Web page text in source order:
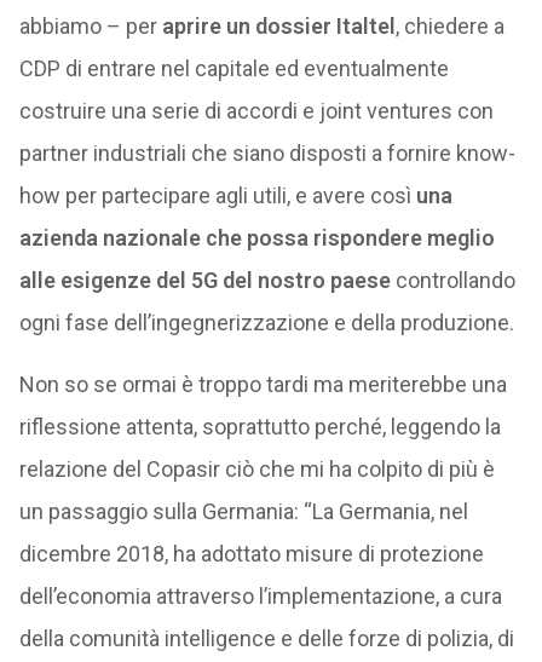
abbiamo – per aprire un dossier Italtel , chiedere a
CDP di entrare nel capitale ed eventualmente
costruire una serie di accordi e joint ventures con
partner industriali che siano disposti a fornire know-
how per partecipare agli utili, e avere così una
azienda nazionale che possa rispondere meglio
alle esigenze del 5G del nostro paesecontrollando
ogni fase dell’ingegnerizzazione e della produzione.
Non so se ormai è troppo tardi ma meriterebbe una
riflessione attenta, soprattutto perché, leggendo la
relazione del Copasir ciò che mi ha colpito di più è
un passaggio sulla Germania: “La Germania, nel
dicembre 2018, ha adottato misure di protezione
dell’economia attraverso l’implementazione, a cura
della comunità intelligence e delle forze di polizia, di